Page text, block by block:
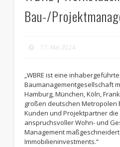
Bau-/
17. Mai 2024
„WBRE ist eine
Baumanagementgesellschaft
Hamburg, München, Köln,
großen deutschen
Kunden und Projektpartner die
anspruchsvoller Wohn- und
Management
Immobilieninvestments.“